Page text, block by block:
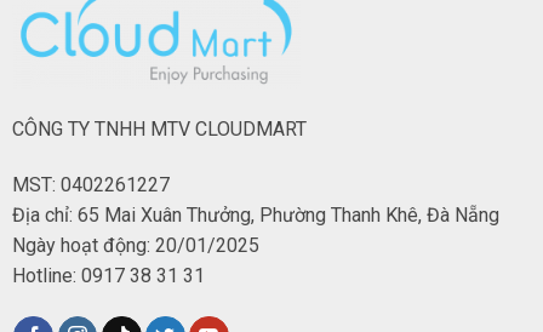
CÔNG TY TNHH MTV CLOUDMART
MST: 0402261227
Địa chỉ: 65 Mai Xuân Thưởng, Phường Thanh Khê, Đà Nẵng
Ngày hoạt động: 20/01/2025
Hotline: 0917 38 31 31